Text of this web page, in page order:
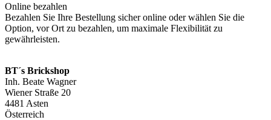
Online bezahlen
Bezahlen Sie Ihre Bestellung sicher online oder wählen Sie die
Option, vor Ort zu bezahlen, um maximale Flexibilität zu
gewährleisten.
BT´s Brickshop​
Inh. Beate Wagner
Wiener Straße 20
4481 Asten
Österreich